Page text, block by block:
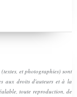
et photographies) sont
aux droits d'auteurs et à la
toute reproduction, de